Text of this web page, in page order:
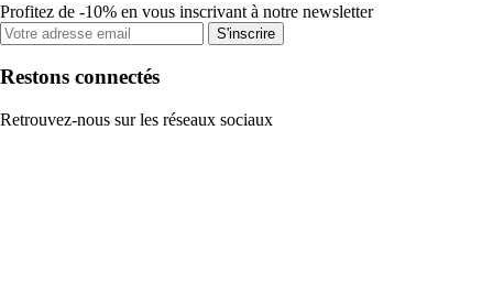
Profitez de -10% en vous inscrivant à notre newsletter
S'inscrire
Restons connectés
Retrouvez-nous sur les réseaux sociaux